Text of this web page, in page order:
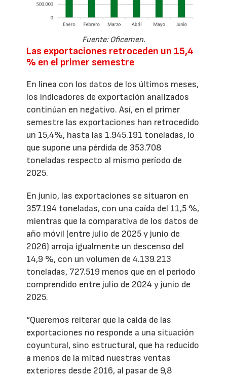
Fuente: Oficemen.
Las exportaciones retroceden un 15,4
% en el primer semestre
En línea con los datos de los últimos meses,
los indicadores de exportación analizados
continúan en negativo. Así, en el primer
semestre las exportaciones han retrocedido
un 15,4%, hasta las 1.945.191 toneladas, lo
que supone una pérdida de 353.708
toneladas respecto al mismo período de
2025.
En junio, las exportaciones se situaron en
357.194 toneladas, con una caída del 11,5 %,
mientras que la comparativa de los datos de
año móvil (entre julio de 2025 y junio de
2026) arroja igualmente un descenso del
14,9 %, con un volumen de 4.139.213
toneladas, 727.519 menos que en el periodo
comprendido entre julio de 2024 y junio de
2025.
“Queremos reiterar que la caída de las
exportaciones no responde a una situación
coyuntural, sino estructural, que ha reducido
a menos de la mitad nuestras ventas
exteriores desde 2016, al pasar de 9,8